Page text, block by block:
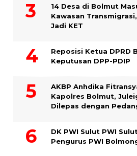
14 Desa di Bolmut
Kawasan
Jadi KET
Reposisi Ketua DPRD
Keputusan DPP-PDIP
AKBP Anhdika
Kapolres Bolmut,
Dilepas dengan
DK PWI Sulut PWI
Pengurus PWI